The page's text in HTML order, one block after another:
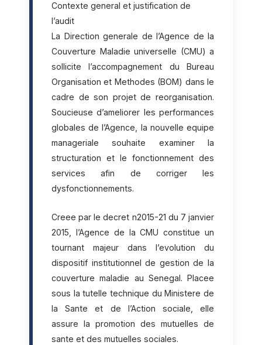
Contexte general et justification de
l’audit
La Direction generale de l’Agence de la
Couverture Maladie universelle (CMU) a
sollicite l’accompagnement du Bureau
Organisation et Methodes (BOM) dans le
cadre de son projet de reorganisation.
Soucieuse d’ameliorer les performances
globales de l’Agence, la nouvelle equipe
manageriale souhaite examiner la
structuration et le fonctionnement des
services afin de corriger les
dysfonctionnements.
Creee par le decret n2015-21 du 7 janvier
2015, l’Agence de la CMU constitue un
tournant majeur dans l’evolution du
dispositif institutionnel de gestion de la
couverture maladie au Senegal. Placee
sous la tutelle technique du Ministere de
la Sante et de l’Action sociale, elle
assure la promotion des mutuelles de
sante et des mutuelles sociales.